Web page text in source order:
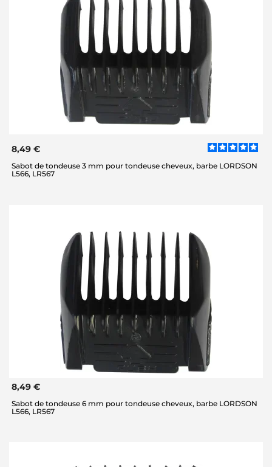
8,49 €
Sabot de tondeuse 3 mm pour tondeuse cheveux, barbe LORDSON
L566, LR567
8,49 €
Sabot de tondeuse 6 mm pour tondeuse cheveux, barbe LORDSON
L566, LR567